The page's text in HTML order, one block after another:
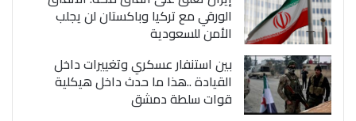
الورقي مع تركيا وباكستان لن يجلب
الأمن للسعودية
بين استنفار عسكري وتغييرات داخل
القيادة ..هذا ما حدث داخل هيكلية
قوات سلطة دمشق